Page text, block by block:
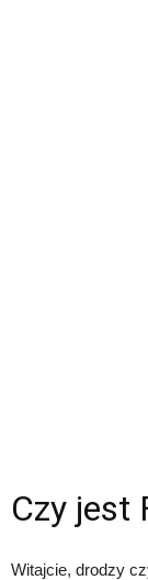
Czy jest
Witajcie, drodzy